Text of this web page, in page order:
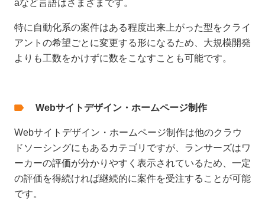
aなど言語はさまざまです。
特に自動化系の案件はある程度出来上がった型をクライ
アントの希望ごとに変更する形になるため、大規模開発
よりも工数をかけずに数をこなすことも可能です。
Webサイトデザイン・ホームページ制作
Webサイトデザイン・ホームページ制作は他のクラウ
ドソーシングにもあるカテゴリですが、ランサーズはワ
ーカーの評価が分かりやすく表示されているため、一定
の評価を得続ければ継続的に案件を受注することが可能
です。